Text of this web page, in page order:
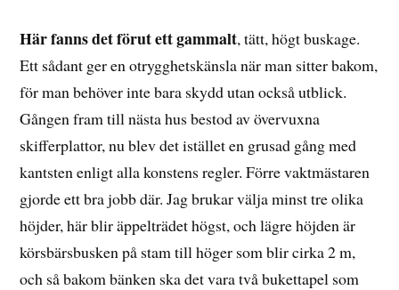
Här fanns det förut ett gammalt, tätt, högt buskage.
Ett sådant ger en otrygghetskänsla när man sitter bakom,
för man behöver inte bara skydd utan också utblick.
Gången fram till nästa hus bestod av övervuxna
skifferplattor, nu blev det istället en grusad gång med
kantsten enligt alla konstens regler. Förre vaktmästaren
gjorde ett bra jobb där. Jag brukar välja minst tre olika
höjder, här blir äppelträdet högst, och lägre höjden är
körsbärsbusken på stam till höger som blir cirka 2 m,
och så bakom bänken ska det vara två bukettapel som